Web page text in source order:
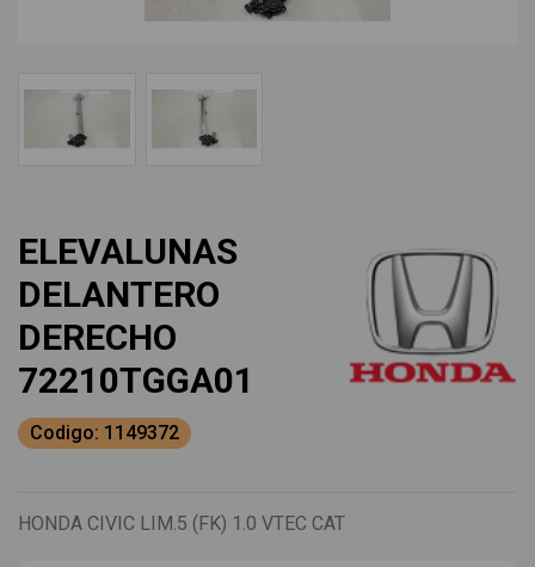
ELEVALUNAS
DELANTERO
DERECHO
72210TGGA01
Codigo: 1149372
HONDA CIVIC LIM.5 (FK) 1.0 VTEC CAT